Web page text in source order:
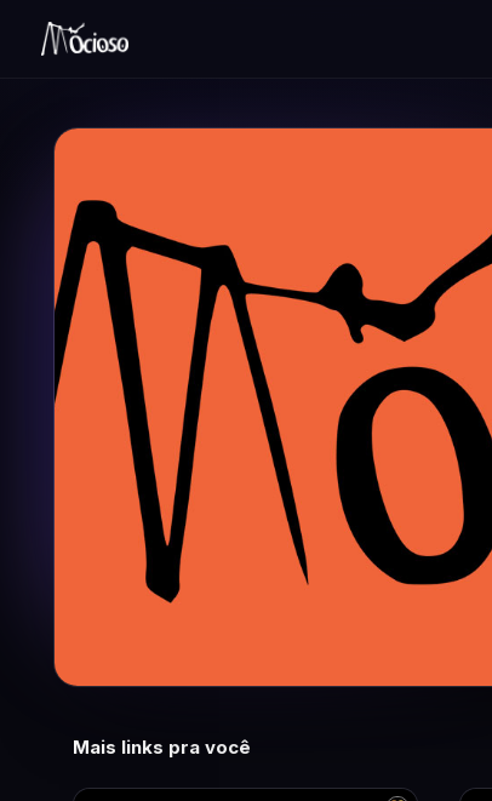
Mais links pra você